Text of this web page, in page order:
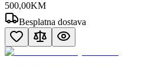
500,00KM
Besplatna dostava